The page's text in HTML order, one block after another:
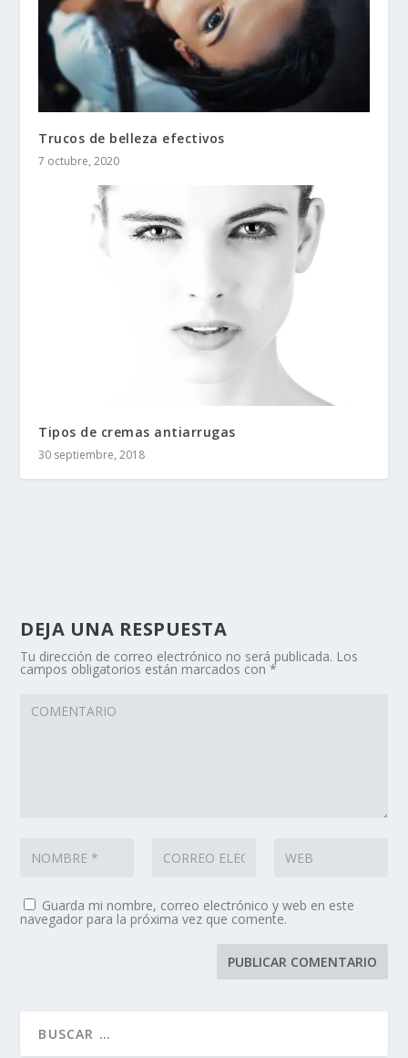
Trucos de belleza efectivos
7 octubre, 2020
Tipos de cremas antiarrugas
30 septiembre, 2018
DEJA UNA RESPUESTA
Tu dirección de correo electrónico no será publicada. Los
campos obligatorios están marcados con*
Guarda mi nombre, correo electrónico y web en este
navegador para la próxima vez que comente.